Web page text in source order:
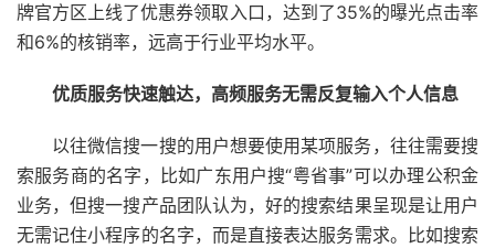
牌官方区上线了优惠券领取入口，达到了35%的曝光点击率
和6%的核销率，远高于行业平均水平。
优质服务快速触达，高频服务无需反复输入个人信息
以往微信搜一搜的用户想要使用某项服务，往往需要搜
索服务商的名字，比如广东用户搜“粤省事”可以办理公积金
业务，但搜一搜产品团队认为，好的搜索结果呈现是让用户
无需记住小程序的名字，而是直接表达服务需求。比如搜索